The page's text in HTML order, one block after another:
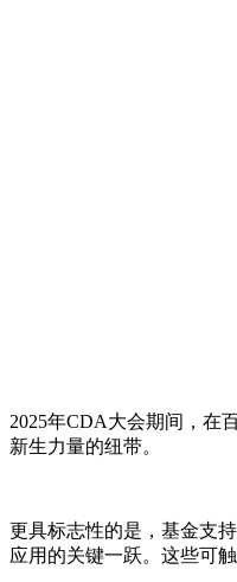
2025年CDA大会期间，在
新生力量的纽带。
更具标志性的是，基金支
应用的关键一跃。这些可